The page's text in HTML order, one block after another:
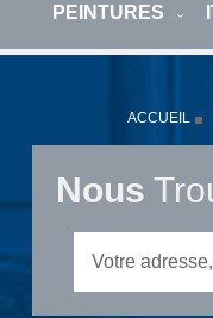
PEINTURES
ACCUEIL
Nous